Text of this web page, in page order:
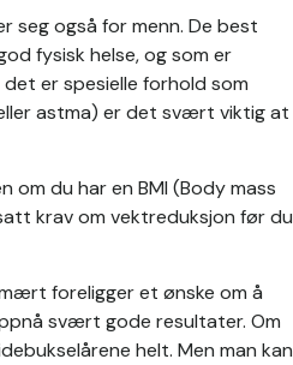
seg også for menn. De best
fysisk helse, og som er
er spesielle forhold som
astma) er det svært viktig at
du har en BMI (Body mass
krav om vektreduksjon før du
foreligger et ønske om å
svært gode resultater. Om
helt. Men man kan